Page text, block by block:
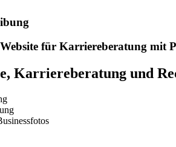
für Karriereberatung mit
Karriereberatung und